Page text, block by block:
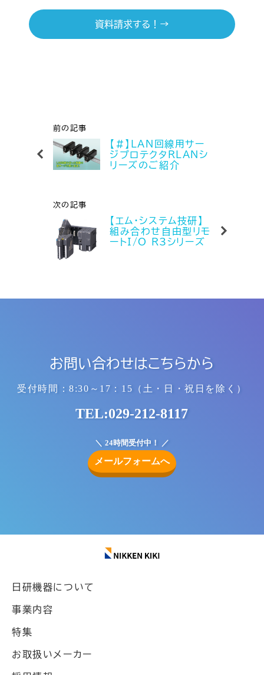
資料請求する！→
前の記事
【#】LAN回線用サー
ジプロテクタRLANシ
リーズのご紹介
次の記事
【エム・システム技研】
組み合わせ自由型リモ
ートI/O R3シリーズ
お問い合わせはこちらから
受付時間：8:30～17：15 （土・日・祝日を除く）
TEL:029-212-8117
24時間受付中！
メールフォームへ
日研機器について
事業内容
特集
お取扱いメーカー